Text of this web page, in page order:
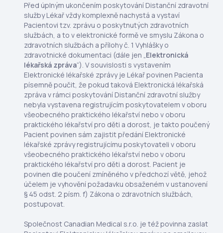
Před úplným ukončením poskytování Distanční zdravotní
služby Lékař vždy komplexně nachystá a vystaví
Pacientovi tzv. zprávu o poskytnutých zdravotních
službách, a to v elektronické formě ve smyslu Zákona o
zdravotních službách a přílohy č. 1 Vyhlášky o
zdravotnické dokumentaci (dále jen „Elektronická
lékařská zpráva“). V souvislosti s vystavením
Elektronické lékařské zprávy je Lékař povinen Pacienta
písemně poučit, že pokud taková Elektronická lékařská
zpráva v rámci poskytování Distanční zdravotní služby
nebyla vystavena registrujícím poskytovatelem v oboru
všeobecného praktického lékařství nebo v oboru
praktického lékařství pro děti a dorost, je takto poučený
Pacient povinen sám zajistit předání Elektronické
lékařské zprávy registrujícímu poskytovateli v oboru
všeobecného praktického lékařství nebo v oboru
praktického lékařství pro děti a dorost. Pacient je
povinen dle poučení zmíněného v předchozí větě, jehož
účelem je vyhovění požadavku obsaženém v ustanovení
§ 45 odst. 2 písm. f) Zákona o zdravotních službách,
postupovat.
Společnost Canadian Medical s.r.o. je též povinna zaslat